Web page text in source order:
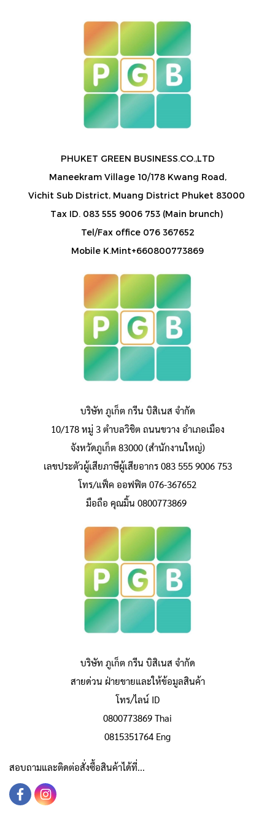
PHUKET GREEN BUSINESS.CO.,LTD
Maneekram Village 10/178 Kwang Road,
Vichit Sub District, Muang District Phuket 83000
Tax ID. 083 555 9006 753 (Main brunch)
Tel/Fax office 076 367652
Mobile K.Mint+660800773869
บริษัท ภูเก็ต กรีน บิสิเนส จำกัด
10/178 หมู่ 3 ตำบลวิชิต ถนนขวาง อำเภอเมือง
จังหวัดภูเก็ต 83000 (สำนักงานใหญ่)
เลขประตัวผู้เสียภาษีผู้เสียอากร 083 555 9006 753
โทร/แฟ็ค ออฟฟิต 076-367652
มือถือ คุณมิ้น 0800773869
บริษัท ภูเก็ต กรีน บิสิเนส จำกัด
สายด่วน ฝ่ายขายและให้ข้อมูลสินค้า
โทร/ไลน์ ID
0800773869 Thai
0815351764 Eng
สอบถามและติดต่อสั่งซื้อสินค้าได้ที่...